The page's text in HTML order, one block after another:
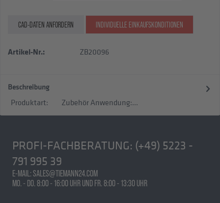
CAD-DATEN ANFORDERN INDIVIDUELLE EINKAUFSKONDITIONEN
Artikel-Nr.: ZB20096
Beschreibung
Produktart: Zubehör Anwendung:...
PROFI-FACHBERATUNG: (+49) 5223 -
791 995 39
E-MAIL: SALES@TIEMANN24.COM
MO. - DO. 8:00 - 16:00 UHR UND FR. 8:00 - 13:30 UHR